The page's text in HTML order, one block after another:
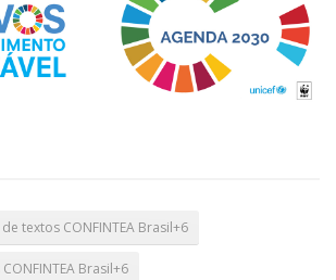
textos CONFINTEA Brasil+6
Brasil+6